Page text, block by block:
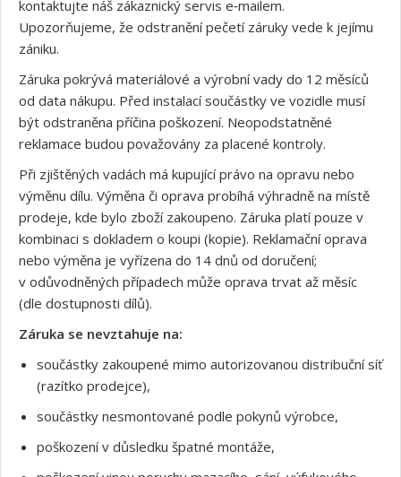
kontaktujte náš zákaznický servis e‑mailem.
Upozorňujeme, že odstranění pečetí záruky vede k jejímu
zániku.
Záruka pokrývá materiálové a výrobní vady do 12 měsíců
od data nákupu. Před instalací součástky ve vozidle musí
být odstraněna příčina poškození. Neopodstatněné
reklamace budou považovány za placené kontroly.
Při zjištěných vadách má kupující právo na opravu nebo
výměnu dílu. Výměna či oprava probíhá výhradně na místě
prodeje, kde bylo zboží zakoupeno. Záruka platí pouze v
kombinaci s dokladem o koupi (kopie). Reklamační oprava
nebo výměna je vyřízena do 14 dnů od doručení;
v odůvodněných případech může oprava trvat až měsíc
(dle dostupnosti dílů).
Záruka se nevztahuje na:
součástky zakoupené mimo autorizovanou distribuční síť
(razítko prodejce),
součástky nesmontované podle pokynů výrobce,
poškození v důsledku špatné montáže,